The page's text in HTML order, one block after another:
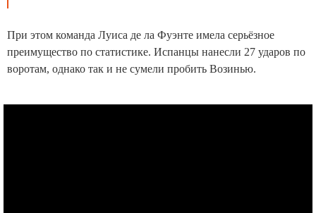
При этом команда Луиса де ла Фуэнте имела серьёзное
преимущество по статистике. Испанцы нанесли 27 ударов по
воротам, однако так и не сумели пробить Возинью.